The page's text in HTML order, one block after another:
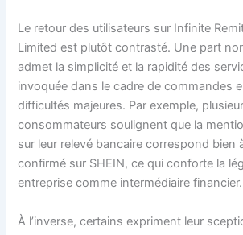
Le retour des utilisateurs sur Infinite
Limited est plutôt contrasté. Une part
admet la simplicité et la rapidité des
invoquée dans le cadre de commandes
difficultés majeures. Par exemple,
consommateurs soulignent que la
sur leur relevé bancaire correspond bien
confirmé sur SHEIN, ce qui conforte la
entreprise comme intermédiaire financier.
À l’inverse, certains expriment leur